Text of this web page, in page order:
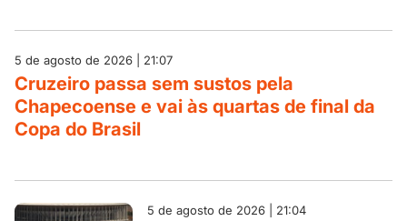
5 de agosto de 2026 | 21:07
Cruzeiro passa sem sustos pela
Chapecoense e vai às quartas de final da
Copa do Brasil
5 de agosto de 2026 | 21:04